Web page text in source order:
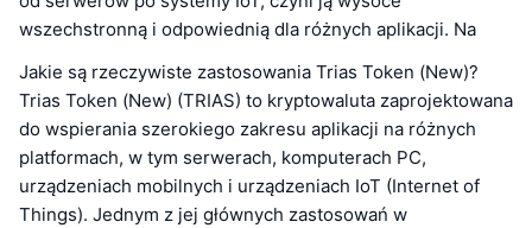
wszechstronną i odpowiednią dla różnych aplikacji. Na
Jakie są rzeczywiste zastosowania Trias Token (New)?
Trias Token (New) (TRIAS) to kryptowaluta zaprojektowana
do wspierania szerokiego zakresu aplikacji na różnych
platformach, w tym serwerach, komputerach PC,
urządzeniach mobilnych i urządzeniach IoT (Internet of
Things). Jednym z jej głównych zastosowań w